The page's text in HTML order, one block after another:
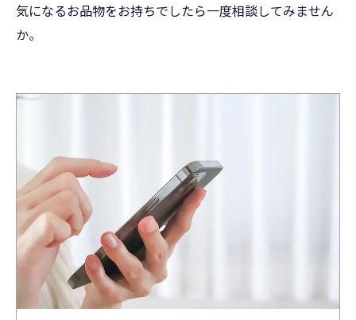
気になるお品物をお持ちでしたら一度相談してみません
か。